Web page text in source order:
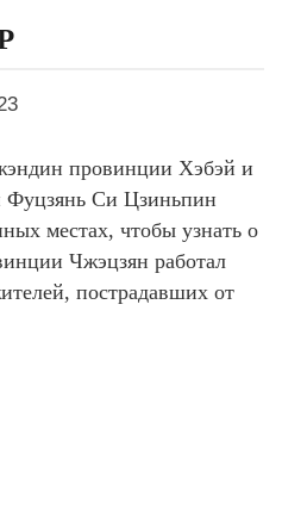
провинции Хэбэй и
Фуцзянь Си Цзиньпин
местах, чтобы узнать о
Чжэцзян работал
пострадавших от